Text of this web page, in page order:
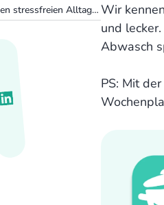
stressfreien Alltag: Wir
und
Abwasch
PS: Mit der